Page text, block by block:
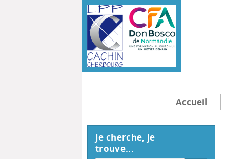
Accueil
Je cherche, je
trouve...